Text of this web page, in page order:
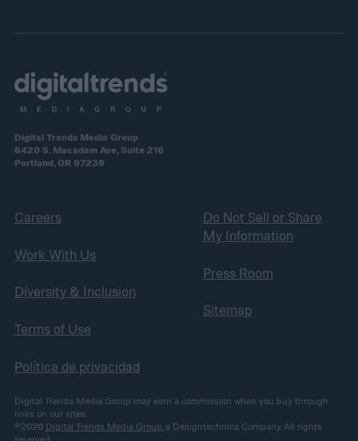
Digital Trends Media Group
6420 S. Macadam Ave, Suite 216
Portland, OR 97239
Careers
Work With Us
Diversity & Inclusion
Terms of Use
Política de privacidad
Do Not Sell or Share
My Information
Press Room
Sitemap
Digital Trends Media Group may earn a commission when you buy through
links on our sites.
©2026 Digital Trends Media Group, a Designtechnica Company. All rights